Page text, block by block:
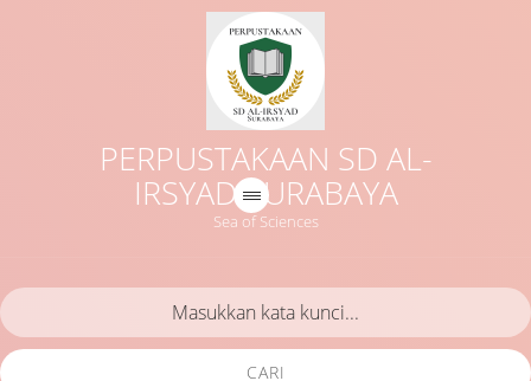
PERPUSTAKAAN SD AL-
IRSYAD SURABAYA
Sea of Sciences
CARI